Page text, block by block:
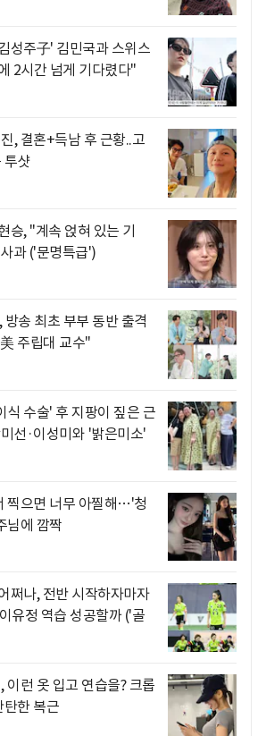
성주子' 김민국과 스위스
2시간 넘게 기다렸다"
, 결혼+득남 후 근황..고
투샷
승, "계속 얹혀 있는 기
과 ('문명특급')
송 최초 부부 동반 출격
주립대 교수"
식 수술' 후 지팡이 짚은 근
선·이성미와 '밝은미소'
찍으면 너무 아찔해…'청
님에 깜짝
쩌나, 전반 시작하자마자
유정 역습 성공할까 ('골
이런 옷 입고 연습을? 크롭
탄한 복근